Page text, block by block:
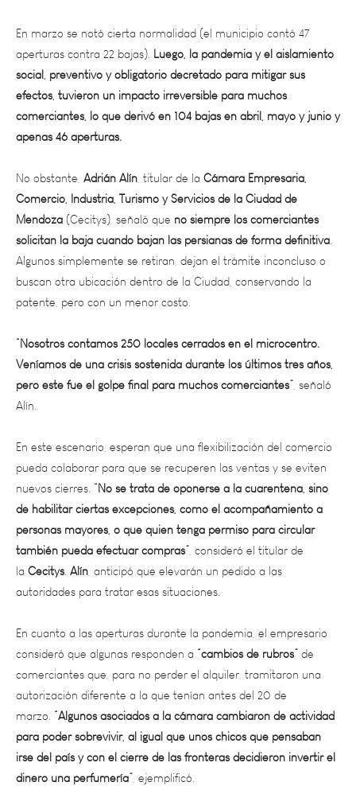
aperturas contra 22 bajas).Luego, la pandemia y el aislamiento
social, preventivo y obligatorio decretado para mitigar sus
efectos, tuvieron un impacto irreversible para muchos
comerciantes, lo que derivó en 104 bajas en abril, mayo y junio y
apenas 46 aperturas.
No obstante,Adrián Alín
Comercio, Industria, Turismo y Servicios de la Ciudad de
Mendoza(Cecitys), señaló queno siempre los comerciantes
solicitan la baja cuando bajan las persianas de forma definitiva
Algunos simplemente se retiran, dejan el trámite inconcluso o
buscan otra ubicación dentro de la Ciudad, conservando la
patente, pero con un menor costo.
“Nosotros contamos 250 locales cerrados en el microcentro.
Veníamos de una crisis sostenida durante los últimos tres años,
pero este fue el golpe final para muchos comerciantes”, señaló
Alín.
En este escenario, esperan que una flexibilización del comercio
pueda colaborar para que se recuperen las ventas y se eviten
nuevos cierres.“No se trata de oponerse a la cuarentena, sino
de habilitar ciertas excepciones, como el acompañamiento a
personas mayores, o que quien tenga permiso para circular
también pueda efectuar compras”, consideró el titular de
laCecitys.Alín, anticipó que elevarán un pedido a las
autoridades para tratar esas situaciones.
En cuanto a las aperturas durante la pandemia, el empresario
consideró que algunas responden a“cambios de rubros”de
comerciantes que, para no perder el alquiler, tramitaron una
autorización diferente a la que tenían antes del 20 de
marzo.“Algunos asociados a la cámara cambiaron de actividad
para poder sobrevivir, al igual que unos chicos que pensaban
irse del país y con el cierre de las fronteras decidieron invertir el
dinero una perfumería”, ejemplificó.